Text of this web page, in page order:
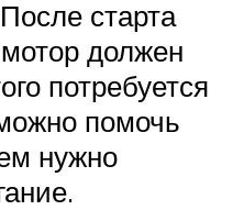
старта
мотор должен
потребуется
помочь
нужно